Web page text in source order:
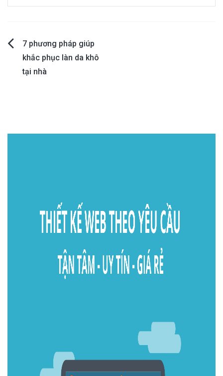
Post
navigation
7 phương pháp giúp
khắc phục làn da khô
tại nhà